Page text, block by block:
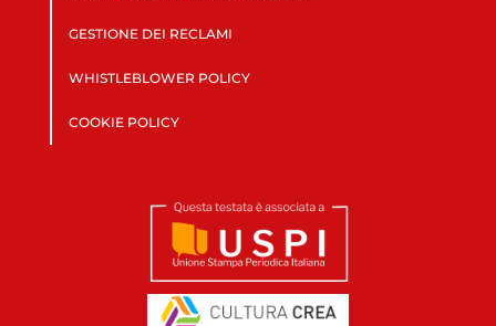
GESTIONE DEI RECLAMI
WHISTLEBLOWER POLICY
COOKIE POLICY